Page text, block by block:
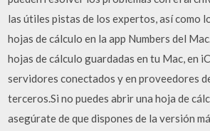
las útiles pistas de los expertos, así como
hojas de cálculo en la app Numbers del
hojas de cálculo guardadas en tu Mac, en
servidores conectados y en proveedores
terceros.Si no puedes abrir una hoja de
asegúrate de que dispones de la versión